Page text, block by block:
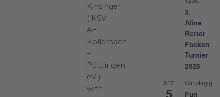
Kinsinger
( KSV
AE
Köllerbach
–
Püttlingen
eV )
with
3.
Aline
Rotter
Focken
Turnier
2026
DEZ
5
Ganztägig
Fun